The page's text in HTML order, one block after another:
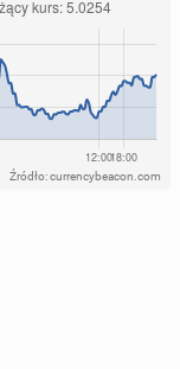
Źródło: currencybeacon.com